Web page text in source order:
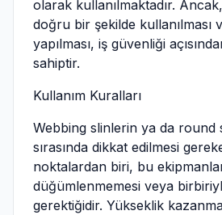
olarak kullanılmaktadır.
doğru bir şekilde kullanılması
yapılması, iş güvenliği
sahiptir.
Kullanım Kuralları
Webbing slinlerin ya da round
sırasında dikkat edilmesi
noktalardan biri, bu
düğümlenmemesi veya
gerektiğidir. Yükseklik